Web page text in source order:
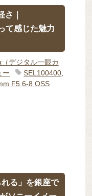
｜
て感じた魅力
（デジタル一眼カ
ー SEL100400,
F5.6-8 OSS
る」を銀座で